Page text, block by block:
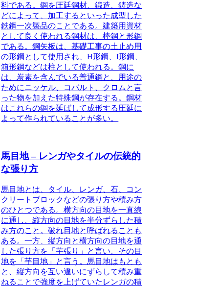
料である。鋼を圧廷鋼材、鍛造、鋳造な
どによって、加工するといった成型した
鉄鋼一次製品のことである。建築用資材
として良く使われる鋼材は、棒鋼と形鋼
である。鋼矢板は、基礎工事の土止め用
の形鋼として使用され、H形鋼、I形鋼、
箱形鋼などは柱として使われる。鋼に
は、炭素を含んでいる普通鋼と、用途の
ためにニッケル、コバルト、クロムと言
った物を加えた特殊鋼が存在する。鋼材
はこれらの鋼を延ばして成形する圧延に
よって作られていることが多い。
馬目地 – レンガやタイルの伝統的
な張り方
馬目地とは、タイル、レンガ、石、コン
クリートブロックなどの張り方や積み方
のひとつである。横方向の目地を一直線
に通し、縦方向の目地を半分ずらした積
み方のこと。破れ目地と呼ばれることも
ある。一方、縦方向と横方向の目地を通
した張り方を「芋張り」と言い、その目
地を「芋目地」と言う。馬目地はもとも
と、縦方向を互い違いにずらして積み重
ねることで強度を上げていたレンガの積